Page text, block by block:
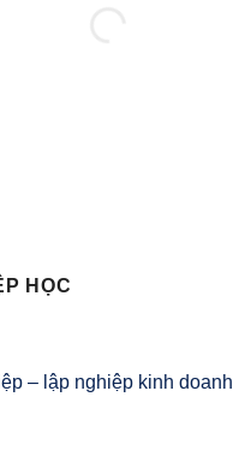
HỌC
– lập nghiệp kinh doanh